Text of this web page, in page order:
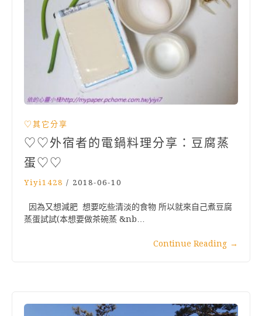
♡其它分享
♡♡外宿者的電鍋料理分享：豆腐蒸
蛋♡♡
Yiyi1428 / 2018-06-10
因為又想減肥 想要吃些清淡的食物 所以就來自己煮豆腐
蒸蛋試試(本想要做茶碗蒸 &nb…
Continue Reading →